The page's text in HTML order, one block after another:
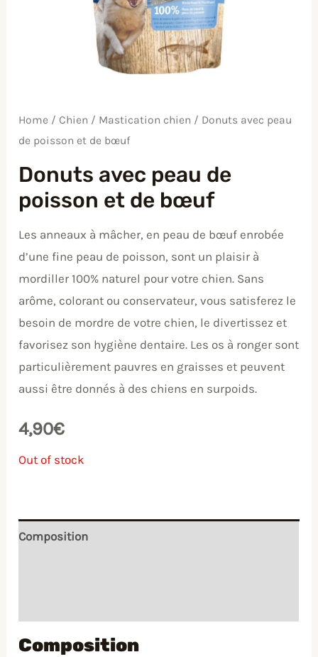
Home / Chien / Mastication chien / Donuts avec peau
de poisson et de bœuf
Donuts avec peau de
poisson et de bœuf
Les anneaux à mâcher, en peau de bœuf enrobée
d’une fine peau de poisson, sont un plaisir à
mordiller 100% naturel pour votre chien. Sans
arôme, colorant ou conservateur, vous satisferez le
besoin de mordre de votre chien, le divertissez et
favorisez son hygiène dentaire. Les os à ronger sont
particulièrement pauvres en graisses et peuvent
aussi être donnés à des chiens en surpoids.
4,90€
Out of stock
Composition
Composition